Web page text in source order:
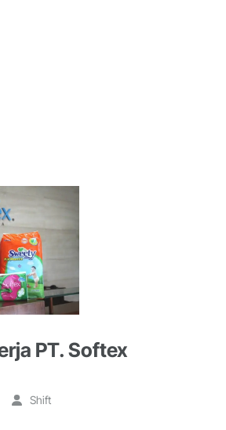
PT. Softex
Shift